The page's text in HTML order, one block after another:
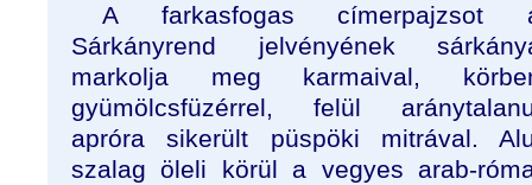
A farkasfogas címerpajzsot
Sárkányrend jelvényének
markolja meg karmaival,
gyümölcsfüzérrel, felül
apróra sikerült püspöki mitrával.
szalag öleli körül a vegyes arab-